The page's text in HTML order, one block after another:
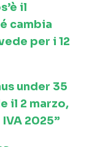
il
cambia
per i 12
under 35
il 2 marzo,
2025”